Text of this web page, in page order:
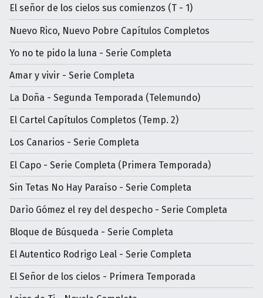
El señor de los cielos sus comienzos (T - 1)
Nuevo Rico, Nuevo Pobre Capítulos Completos
Yo no te pido la luna - Serie Completa
Amar y vivir - Serie Completa
La Doña - Segunda Temporada (Telemundo)
El Cartel Capítulos Completos (Temp. 2)
Los Canarios - Serie Completa
El Capo - Serie Completa (Primera Temporada)
Sin Tetas No Hay Paraíso - Serie Completa
Darìo Gómez el rey del despecho - Serie Completa
Bloque de Búsqueda - Serie Completa
El Autentico Rodrigo Leal - Serie Completa
El Señor de los cielos - Primera Temporada